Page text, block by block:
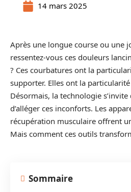
14 mars 2025
Après une longue course ou une
ressentez-vous ces douleurs
? Ces courbatures ont la
supporter. Elles ont la
Désormais, la technologie
d’alléger ces inconforts. Les
récupération musculaire offrent
Mais comment ces outils
Sommaire